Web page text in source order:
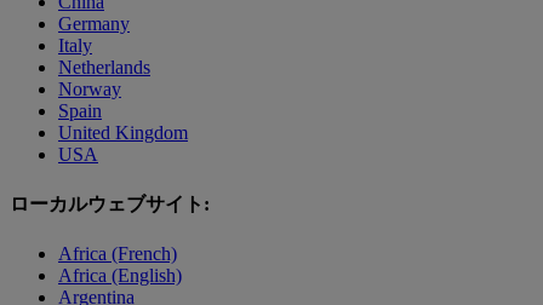
Germany
Italy
Netherlands
Norway
Spain
United Kingdom
USA
ローカルウェブサイト:
Africa (French)
Africa (English)
Argentina